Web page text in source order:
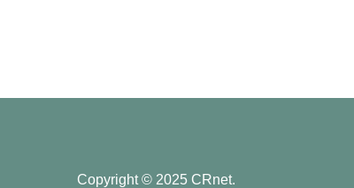
Copyright © 2025 CRnet.